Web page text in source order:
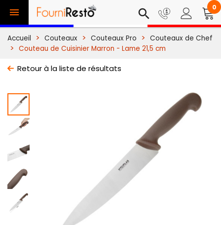
 search 0
Accueil Couteaux Couteaux Pro
Couteaux de Chef
Couteau de Cuisinier Marron - Lame 21,5 cm
Retour à la liste de résultats